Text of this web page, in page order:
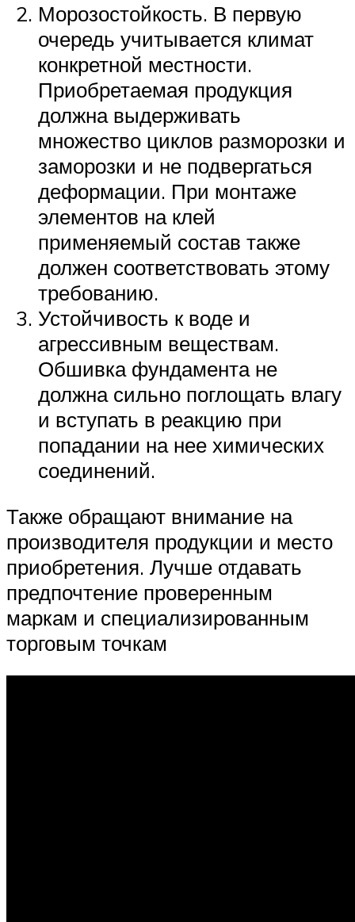
Морозостойкость. В первую
очередь учитывается климат
конкретной местности.
Приобретаемая продукция
должна выдерживать
множество циклов разморозки и
заморозки и не подвергаться
деформации. При монтаже
элементов на клей
применяемый состав также
должен соответствовать этому
требованию.
Устойчивость к воде и
агрессивным веществам.
Обшивка фундамента не
должна сильно поглощать влагу
и вступать в реакцию при
попадании на нее химических
соединений.
Также обращают внимание на
производителя продукции и место
приобретения. Лучше отдавать
предпочтение проверенным
маркам и специализированным
торговым точкам